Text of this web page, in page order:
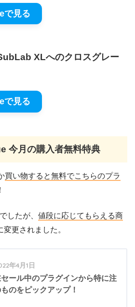
で見る
XLへのクロスグレー
で見る
今月の購入者無料特典
買い物すると無料でこちらのプラ
！
したが、 値段に応じてもらえる商
変更されました。
年4月1日
ール中のプラグインから特に注
ものをピックアップ！